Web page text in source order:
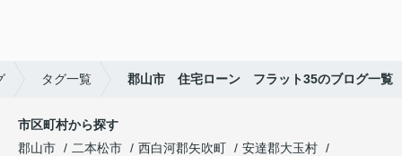
タグ一覧 郡山市 住宅ローン フラット35のブログ一覧
市区町村から探す
郡山市
二本松市 西白河郡矢吹町
安達郡大玉村